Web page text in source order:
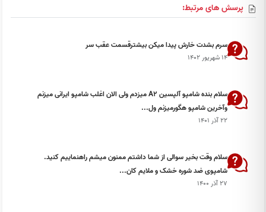
پرسش های مرتبط:
سرم بشدت خارش پیدا میکن بیشترقسمت عقب سر
۱۴ شهریور ۱۴۰۲
سلام بنده شامپو آلپسین A2 میزدم ولی الان اغلب شامپو ایرانی میزنم
وآخرین شامپو هگورمیزنم ول...
۲۲ آذر ۱۴۰۱
سلام وقت بخیر سوالی از شما داشتم ممنون میشم راهنماییم کنید.
شامپوی ضد شوره خشک و ملایم کان...
۲۷ آذر ۱۴۰۰